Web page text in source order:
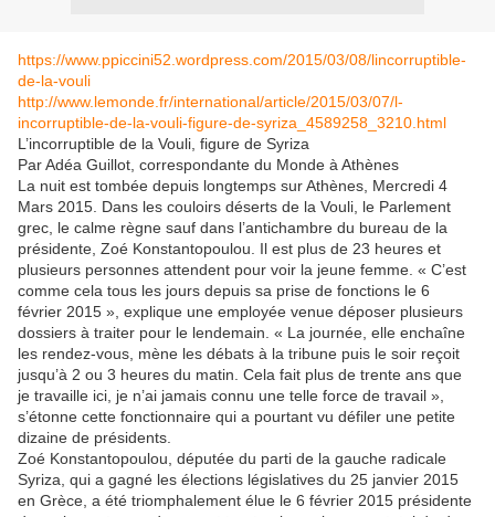
https://www.ppiccini52.wordpress.com/2015/03/08/lincorruptible-
de-la-vouli
http://www.lemonde.fr/international/article/2015/03/07/l-
incorruptible-de-la-vouli-figure-de-syriza_4589258_3210.html
L’incorruptible de la Vouli, figure de Syriza
Par Adéa Guillot, correspondante du Monde à Athènes
La nuit est tombée depuis longtemps sur Athènes, Mercredi 4
Mars 2015. Dans les couloirs déserts de la Vouli, le Parlement
grec, le calme règne sauf dans l’antichambre du bureau de la
présidente, Zoé Konstantopoulou. Il est plus de 23 heures et
plusieurs personnes attendent pour voir la jeune femme. « C’est
comme cela tous les jours depuis sa prise de fonctions le 6
février 2015 », explique une employée venue déposer plusieurs
dossiers à traiter pour le lendemain. « La journée, elle enchaîne
les rendez-vous, mène les débats à la tribune puis le soir reçoit
jusqu’à 2 ou 3 heures du matin. Cela fait plus de trente ans que
je travaille ici, je n’ai jamais connu une telle force de travail »,
s’étonne cette fonctionnaire qui a pourtant vu défiler une petite
dizaine de présidents.
Zoé Konstantopoulou, députée du parti de la gauche radicale
Syriza, qui a gagné les élections législatives du 25 janvier 2015
en Grèce, a été triomphalement élue le 6 février 2015 présidente